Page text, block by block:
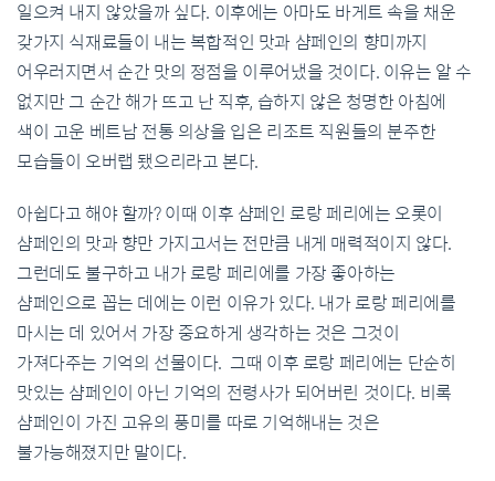
일으켜 내지 않았을까 싶다. 이후에는 아마도 바게트 속을 채운
갖가지 식재료들이 내는 복합적인 맛과 샴페인의 향미까지
어우러지면서 순간 맛의 정점을 이루어냈을 것이다. 이유는 알 수
없지만 그 순간 해가 뜨고 난 직후, 습하지 않은 청명한 아침에
색이 고운 베트남 전통 의상을 입은 리조트 직원들의 분주한
모습들이 오버랩 됐으리라고 본다.
아쉽다고 해야 할까? 이때 이후 샴페인 로랑 페리에는 오롯이
샴페인의 맛과 향만 가지고서는 전만큼 내게 매력적이지 않다.
그런데도 불구하고 내가 로랑 페리에를 가장 좋아하는
샴페인으로 꼽는 데에는 이런 이유가 있다. 내가 로랑 페리에를
마시는 데 있어서 가장 중요하게 생각하는 것은 그것이
가져다주는 기억의 선물이다. 그때 이후 로랑 페리에는 단순히
맛있는 샴페인이 아닌 기억의 전령사가 되어버린 것이다. 비록
샴페인이 가진 고유의 풍미를 따로 기억해내는 것은
불가능해졌지만 말이다.